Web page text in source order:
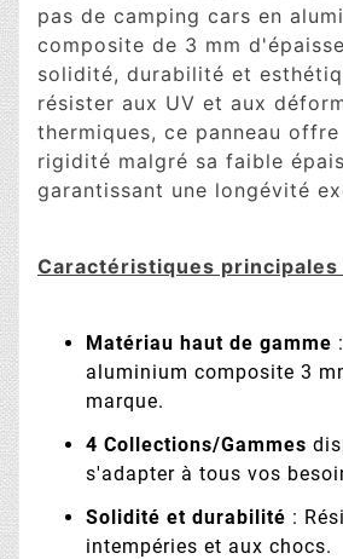
pas de camping cars en
composite de 3 mm
solidité, durabilité et
résister aux UV et aux
thermiques, ce panneau
rigidité malgré sa faible
garantissant une longévité
Caractéristiques principales
Matériau haut de gamme
aluminium composite 3
marque.
4 Collections/Gammes
s'adapter à tous vos
Solidité et durabilité :
intempéries et aux chocs.